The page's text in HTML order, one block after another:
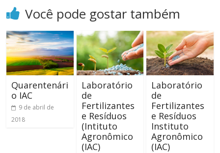
Você pode gostar também
Quarentenári
o IAC
9 de abril de
2018
Laboratório
de
Fertilizantes
e Resíduos
(Intituto
Agronômico
(IAC)
Laboratório
de
Fertilizantes
e Resíduos
Instituto
Agronômico
(IAC)